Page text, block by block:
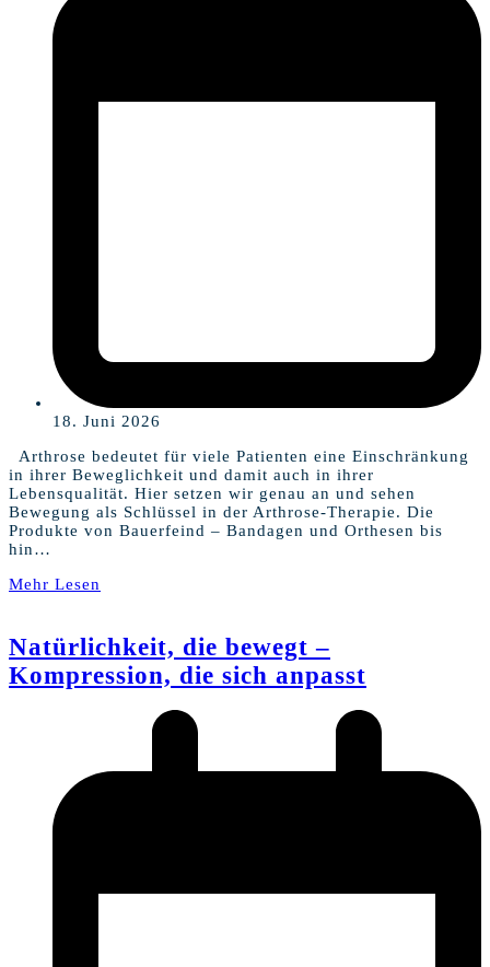
18. Juni 2026
Arthrose bedeutet für viele Patienten eine Einschränkung
in ihrer Beweglichkeit und damit auch in ihrer
Lebensqualität. Hier setzen wir genau an und sehen
Bewegung als Schlüssel in der Arthrose-Therapie. Die
Produkte von Bauerfeind – Bandagen und Orthesen bis
hin…
Mehr Lesen
Natürlichkeit, die bewegt –
Kompression, die sich anpasst